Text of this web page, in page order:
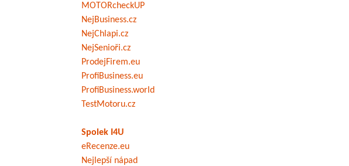
MOTORcheckUP
NejBusiness.cz
NejChlapi.cz
NejSenioři.cz
ProdejFirem.eu
ProfiBusiness.eu
ProfiBusiness.world
TestMotoru.cz
Spolek I4U
eRecenze.eu
Nejlepší nápad